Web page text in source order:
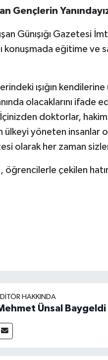
Gençlerin
Günışığı Gazetesi
konuşmada eğitime
ışığın
olacaklarını ifade
doktorlar,
ülkeyi yöneten insanlar
olarak her zaman
öğrencilerle çekilen
HAKKINDA
Ünsal Baygeldi